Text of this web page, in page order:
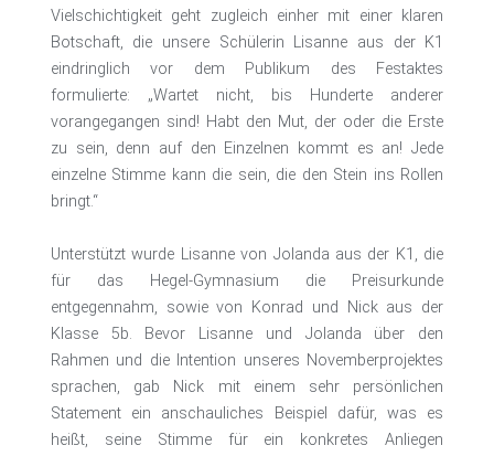
Vielschichtigkeit geht zugleich einher mit einer klaren
Botschaft, die unsere Schülerin Lisanne aus der K1
eindringlich vor dem Publikum des Festaktes
formulierte: „Wartet nicht, bis Hunderte anderer
vorangegangen sind! Habt den Mut, der oder die Erste
zu sein, denn auf den Einzelnen kommt es an! Jede
einzelne Stimme kann die sein, die den Stein ins Rollen
bringt.“
Unterstützt wurde Lisanne von Jolanda aus der K1, die
für das Hegel-Gymnasium die Preisurkunde
entgegennahm, sowie von Konrad und Nick aus der
Klasse 5b. Bevor Lisanne und Jolanda über den
Rahmen und die Intention unseres Novemberprojektes
sprachen, gab Nick mit einem sehr persönlichen
Statement ein anschauliches Beispiel dafür, was es
heißt, seine Stimme für ein konkretes Anliegen